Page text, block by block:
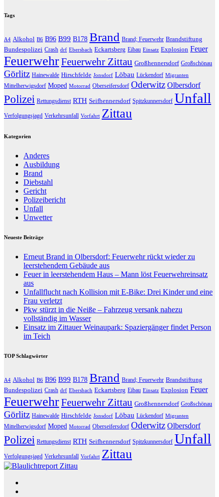
Tags
A4 Alkohol B6 B96 B99 B178 Brand Brand; Feuerwehr Brandstiftung
Bundespolizei Crash drf Ebersbach Eckartsberg Eibau Einsatz Explosion Feuer
FeuerwehrFeuerwehr Zittau Großhennersdorf Großschönau
Görlitz Hainewalde Hirschfelde Jonsdorf Löbau Lückendorf Migranten
Mittelherwigsdorf Moped Motorrad Oberseifersdorf Oderwitz Olbersdorf
Polizei Rettungsdienst RTH Seifhennersdorf Spitzkunnersdorf Unfall
Verfolgungsjagd Verkehrsunfall Vorfahrt Zittau
Kategorien
Anderes
Ausbildung
Brand
Diebstahl
Gericht
Polizeibericht
Unfall
Unwetter
Neueste Beiträge
Erneut Brand in Olbersdorf: Feuerwehr rückt wieder zu
leerstehendem Gebäude aus
Feuer in leerstehendem Haus – Mann löst Feuerwehreinsatz
aus
Unfallflucht nach Kollision mit E-Bike: Drei Kinder und eine
Frau verletzt
Pkw stürzt in die Neiße – Fahrzeug versank nahezu
vollständig im Wasser
Einsatz im Zittauer Weinaupark: Spaziergänger findet Person
im Teich
TOP Schlagwörter
A4 Alkohol B6 B96 B99 B178 Brand Brand; Feuerwehr Brandstiftung
Bundespolizei Crash drf Ebersbach Eckartsberg Eibau Einsatz Explosion Feuer
FeuerwehrFeuerwehr Zittau Großhennersdorf Großschönau
Görlitz Hainewalde Hirschfelde Jonsdorf Löbau Lückendorf Migranten
Mittelherwigsdorf Moped Motorrad Oberseifersdorf Oderwitz Olbersdorf
Polizei Rettungsdienst RTH Seifhennersdorf Spitzkunnersdorf Unfall
Verfolgungsjagd Verkehrsunfall Vorfahrt Zittau